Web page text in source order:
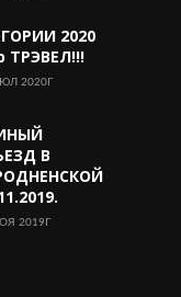
2020
ТРЭВЕЛ!!!
2020Г
В
2019Г